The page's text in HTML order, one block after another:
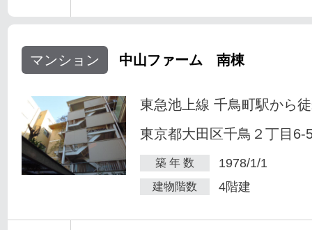
マンション 中山ファーム 南棟
東急池上線 千鳥町駅から
東京都大田区千鳥２丁目6-
築 年 数 1978/1/1
建物階数 4階建